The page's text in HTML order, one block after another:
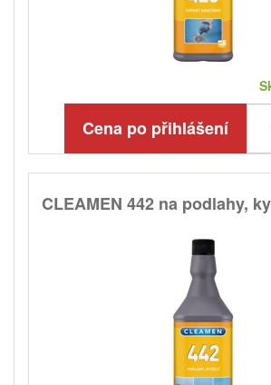
Cena po přihlášení
CLEAMEN 442 na podlahy,